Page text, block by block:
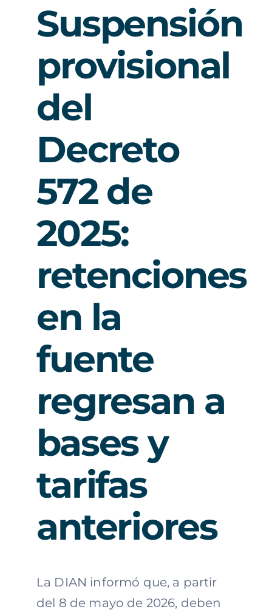
Suspensión
provisional
del
Decreto
572 de
2025:
retenciones
en la
fuente
regresan a
bases y
tarifas
anteriores
La DIAN informó que, a partir
del 8 de mayo de 2026, deben